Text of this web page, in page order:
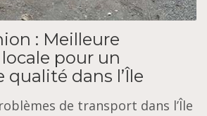
: Meilleure
pour un
dans l’Île
de transport dans l’Île